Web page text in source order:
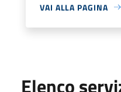
VAI ALLA PAGINA
Elenco